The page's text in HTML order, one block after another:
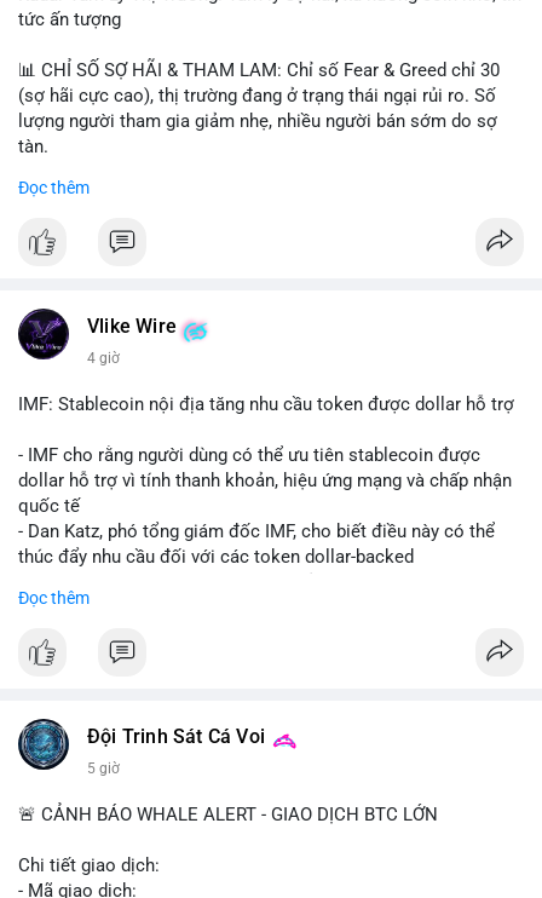
tức ấn tượng
📊 CHỈ SỐ SỢ HÃI & THAM LAM: Chỉ số Fear & Greed chỉ 30
(sợ hãi cực cao), thị trường đang ở trạng thái ngại rủi ro. Số
lượng người tham gia giảm nhẹ, nhiều người bán sớm do sợ
tàn.
📈 XU HƯỚNG TÌM KIẾM & THẢO LUẬN: Biconomy (BICO),
coin được tìm kiếm nhiều nhất. Chủ đề NFT (Pudgy Penguins),
💬 DÒNG CHẢY TIN TỨC & TRUYỀN THÔNG: Bàn tán trên
Binance Square tập trung vào lệnh kẹp, dự báo NVDA và Musk
luận về Clearity Act.
💡 NHẬN ĐỊNH & KHUYẾN NGHỊ: Tâm lý ngắn hạn vẫn tiêu
cực do sợ hãi, nhưng xu hướng coin nhỏ và tin tức AI/NVIDA
có thể tạo cơ hội mua sớm. Cần theo dõi sự thay đổi trong
chính sách crypto Mỹ.
Đọc thêm
Vlike Wire
4 giờ
IMF: Stablecoin nội địa tăng nhu cầu token được dollar hỗ trợ
- IMF cho rằng người dùng có thể ưu tiên stablecoin được
dollar hỗ trợ vì tính thanh khoản, hiệu ứng mạng và chấp nhận
quốc tế
- Dan Katz, phó tổng giám đốc IMF, cho biết điều này có thể
thúc đẩy nhu cầu đối với các token dollar-backed
triển stablecoin nội địa
$btc $eth
📰 Nguồn: Cointelegraph
Đọc thêm
Đội Trinh Sát Cá Voi
5 giờ
🚨 CẢNH BÁO WHALE ALERT - GIAO DỊCH BTC LỚN
Chi tiết giao dịch:
- Mã giao dịch: